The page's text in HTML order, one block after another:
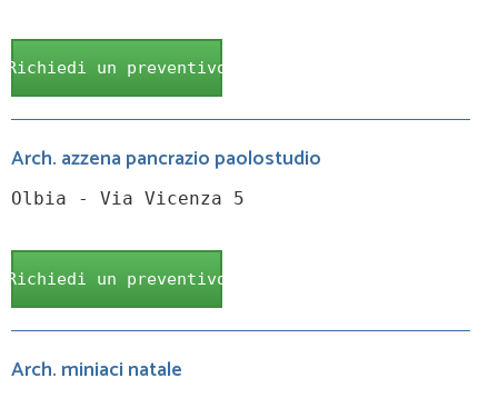
Richiedi un preventivo
Arch. azzena pancrazio paolostudio
Olbia - Via Vicenza 5
Richiedi un preventivo
Arch. miniaci natale